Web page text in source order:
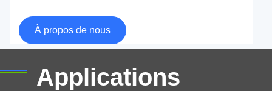
À propos de nous
Applications
"Plaque d'aluminium pour camion-citerne" est une
plaque spéciale en alliage d'aluminium, qui fait
pour fabriquer la structure principale ou les réservoirs
de stockage internes des camions-citernes (comme